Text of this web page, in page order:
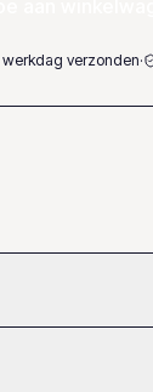
verzonden·